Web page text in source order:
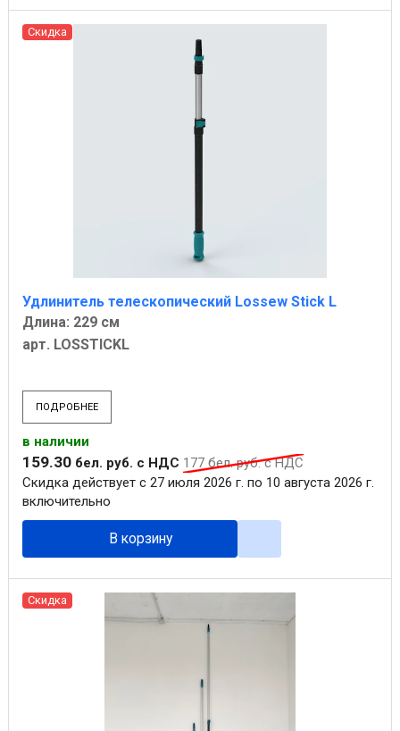
Скидка
Удлинитель телескопический Lossew Stick L
Длина: 229 см
арт. LOSSTICKL
ПОДРОБНЕЕ
в наличии
159.30 бел. руб. с НДС 177 бел. руб. с НДС
Скидка действует с 27 июля 2026 г. по 10 августа 2026 г.
включительно
В корзину
Скидка